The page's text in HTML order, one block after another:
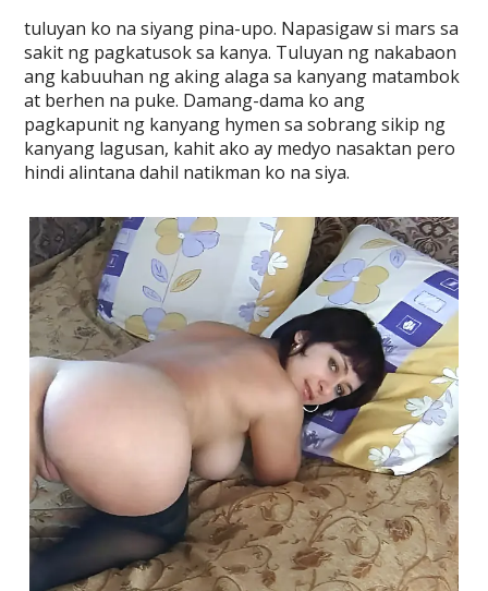
tuluyan ko na siyang pina-upo. Napasigaw si mars sa
sakit ng pagkatusok sa kanya. Tuluyan ng nakabaon
ang kabuuhan ng aking alaga sa kanyang matambok
at berhen na puke. Damang-dama ko ang
pagkapunit ng kanyang hymen sa sobrang sikip ng
kanyang lagusan, kahit ako ay medyo nasaktan pero
hindi alintana dahil natikman ko na siya.